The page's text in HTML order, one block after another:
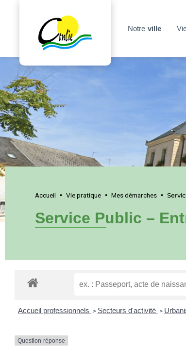
Notre ville
Accueil • Vie pratique • Mes démarches •
Service Public –
Accueil professionnels > Secteurs d'activité >
Question-réponse